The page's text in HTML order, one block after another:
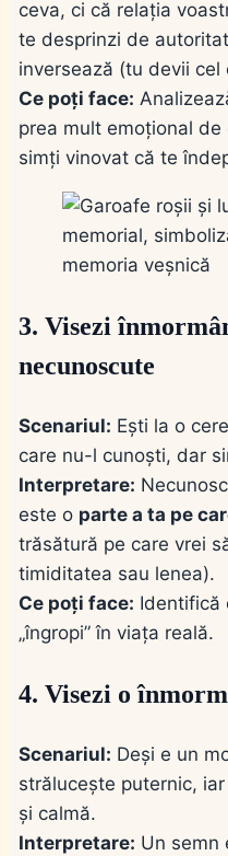
ceva, ci că relația
te desprinzi de
inversează (tu devii cel
Ce poți face:
prea mult emoțional
simți vinovat că te
3. Visezi
necunoscute
Scenariul: Ești la o
care nu-l cunoști, dar
Interpretare:
este o parte a ta pe
trăsătură pe care vrei
timiditatea sau lenea).
Ce poți face: Identifică
„îngropi” în viața reală.
4. Visezi o
Scenariul: Deși e un
strălucește puternic,
și calmă.
Interpretare: Un semn